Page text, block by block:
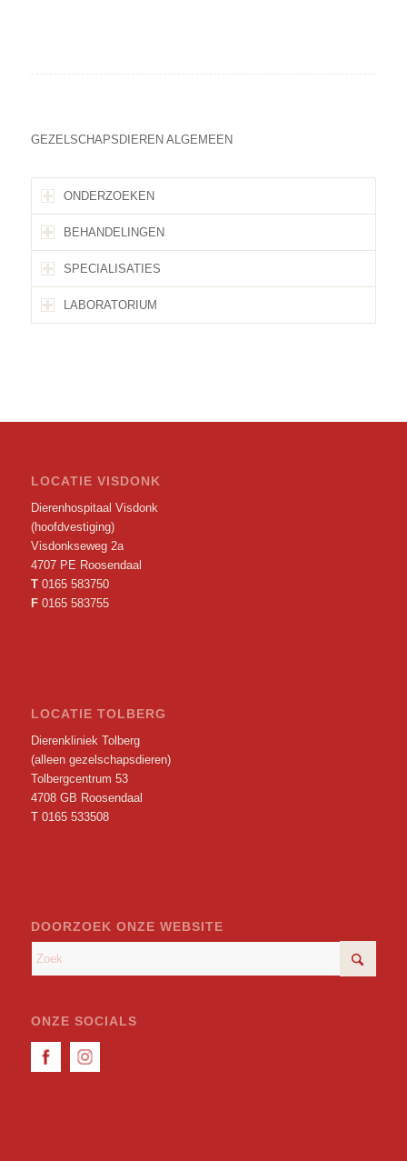
GEZELSCHAPSDIEREN ALGEMEEN
ONDERZOEKEN
BEHANDELINGEN
SPECIALISATIES
LABORATORIUM
LOCATIE VISDONK
Dierenhospitaal Visdonk
(hoofdvestiging)
Visdonkseweg 2a
4707 PE Roosendaal
T 0165 583750
F 0165 583755
LOCATIE TOLBERG
Dierenkliniek Tolberg
(alleen gezelschapsdieren)
Tolbergcentrum 53
4708 GB Roosendaal
T 0165 533508
DOORZOEK ONZE WEBSITE
ONZE SOCIALS